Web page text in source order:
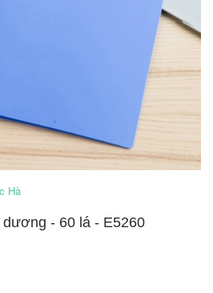
Hà
- 60 lá - E5260